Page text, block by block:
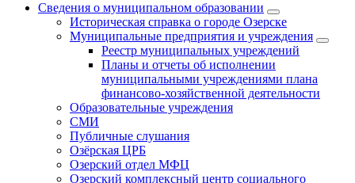
Сведения о муниципальном образовании
Историческая справка о городе Озерске
Муниципальные предприятия и учреждения
Реестр муниципальных учреждений
Планы и отчеты об исполнении
муниципальными учреждениями плана
финансово-хозяйственной деятельности
Образовательные учреждения
СМИ
Публичные слушания
Озёрская ЦРБ
Озерский отдел МФЦ
Озерский комплексный центр социального